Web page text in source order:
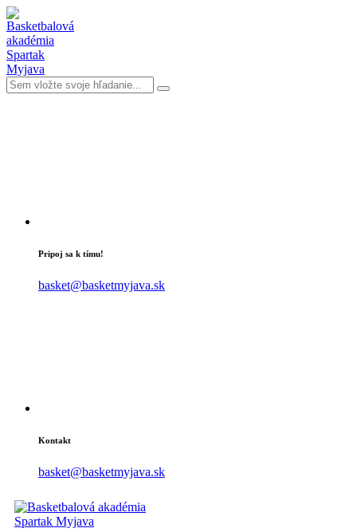
Pripoj sa k tímu!
basket@basketmyjava.sk
Kontakt
basket@basketmyjava.sk